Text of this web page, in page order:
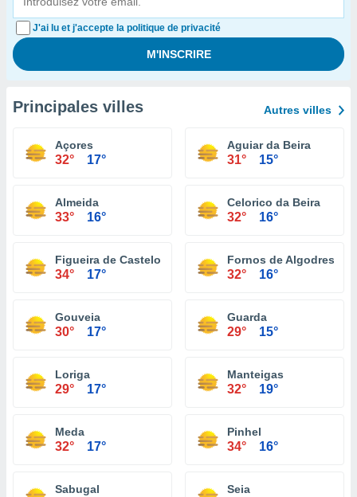
J'ai lu et j'accepte la politique de privacité
Principales villes Autres villes
Açores
32° 17°
Aguiar da Beira
31° 15°
Almeida
33° 16°
Celorico da Beira
32° 16°
Figueira de Castelo Rodrigo
34° 17°
Fornos de Algodres
32° 16°
Gouveia
30° 17°
Guarda
29° 15°
Loriga
29° 17°
Manteigas
32° 19°
Meda
32° 17°
Pinhel
34° 16°
Sabugal Seia